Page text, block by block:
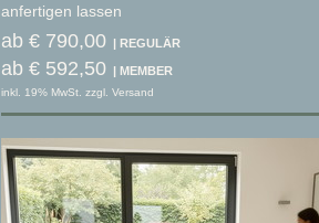
anfertigen lassen
ab € 790,00
ab € 592,50
inkl. 19% MwSt. zzgl. Versand